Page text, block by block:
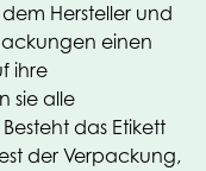
Hersteller und
einen
ihre
sie alle
das Etikett
der Verpackung,